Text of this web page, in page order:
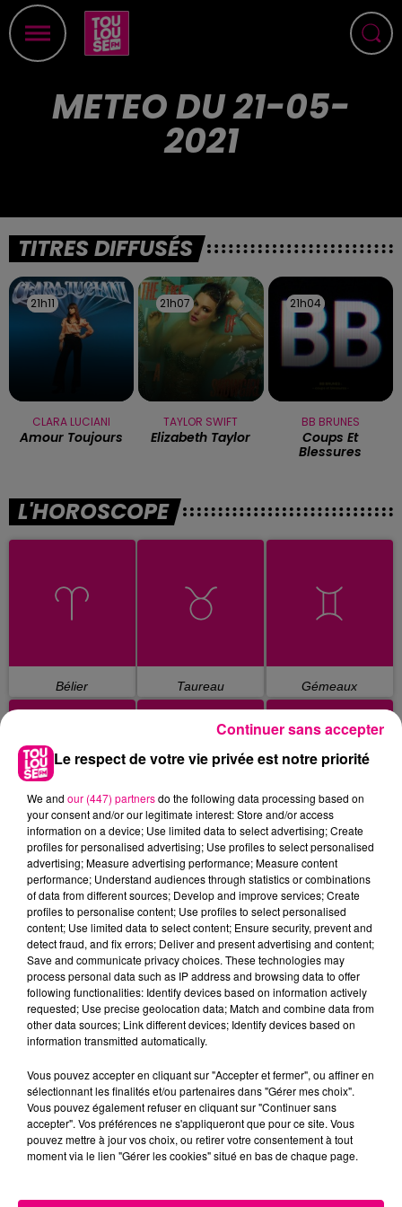
METEO DU 21-05-
2021
TITRES DIFFUSÉS
21h11
21h11
CLARA LUCIANI
Amour Toujours
21h07
21h07
TAYLOR SWIFT
Elizabeth Taylor
21h04
21h04
BB BRUNES
Coups Et
Blessures
L'HOROSCOPE
Bélier Taureau Gémeaux
Cancer Lion Vierge
Balance Scorpion Sagittaire
Capricorne Verseau Poissons
Le respect de votre vie privée est notre priorité
We and our (447) partnersdo the following data processing based on
your consent and/or our legitimate interest: Store and/or access
information on a device; Use limited data to select advertising; Create
profiles for personalised advertising; Use profiles to select personalised
advertising; Measure advertising performance; Measure content
performance; Understand audiences through statistics or combinations
of data from different sources; Develop and improve services; Create
profiles to personalise content; Use profiles to select personalised
content; Use limited data to select content; Ensure security, prevent and
detect fraud, and fix errors; Deliver and present advertising and content;
Save and communicate privacy choices. These technologies may
process personal data such as IP address and browsing data to offer
following functionalities: Identify devices based on information actively
requested; Use precise geolocation data; Match and combine data from
other data sources; Link different devices; Identify devices based on
information transmitted automatically.
Vous pouvez accepter en cliquant sur "Accepter et fermer", ou affiner en
sélectionnant les finalités et/ou partenaires dans "Gérer mes choix".
Vous pouvez également refuser en cliquant sur "Continuer sans
accepter". Vos préférences ne s'appliqueront que pour ce site. Vous
pouvez mettre à jour vos choix, ou retirer votre consentement à tout
moment via le lien "Gérer les cookies" situé en bas de chaque page.
Continuer sans accepter